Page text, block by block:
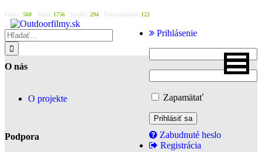
Filmy: 560 Videá: 1756 Seriály: 294 Fotoinšpirácie: 122
Prihlásenie
Zapamätať
Zabudnuté heslo
Registrácia
O nás
O projekte
Podpora